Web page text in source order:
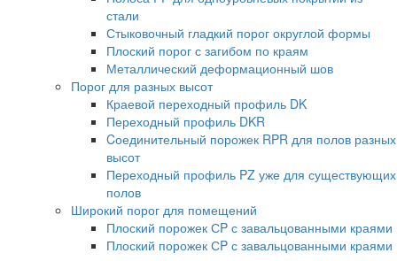
стали
Стыковочный гладкий порог округлой формы
Плоский порог с загибом по краям
Металлический деформационный шов
Порог для разных высот
Краевой переходный профиль DK
Переходный профиль DKR
Cоединительный порожек RPR для полов разных
высот
Переходный профиль PZ уже для существующих
полов
Широкий порог для помещений
Плоский порожек СP с завальцованными краями
Плоский порожек СP с завальцованными краями